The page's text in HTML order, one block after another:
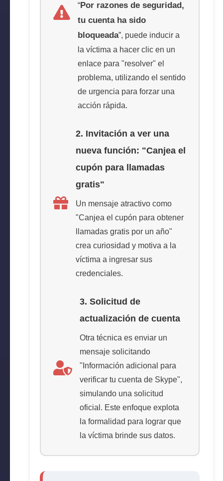
“Por razones de seguridad,
tu cuenta ha sido
bloqueada”, puede inducir a
la víctima a hacer clic en un
enlace para "resolver" el
problema, utilizando el sentido
de urgencia para forzar una
acción rápida.
2. Invitación a ver una
nueva función: "Canjea el
cupón para llamadas
gratis"
Un mensaje atractivo como
"Canjea el cupón para obtener
llamadas gratis por un año"
crea curiosidad y motiva a la
víctima a ingresar sus
credenciales.
3. Solicitud de
actualización de cuenta
Otra técnica es enviar un
mensaje solicitando
"Información adicional para
verificar tu cuenta de Skype",
simulando una solicitud
oficial. Este enfoque explota
la formalidad para lograr que
la víctima brinde sus datos.